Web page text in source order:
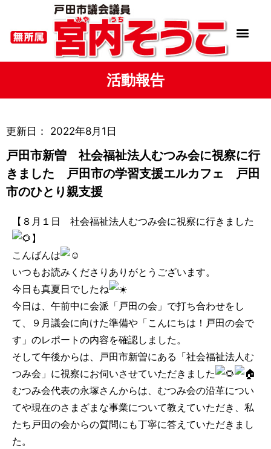
活動報告
更新日： 2022年8月1日
戸田市新曽 社会福祉法人むつみ会に視察に行
きました 戸田市の学習支援エルカフェ 戸田
市のひとり親支援
【８月１日 社会福祉法人むつみ会に視察に行きました
】
こんばんは
いつもお読みくださりありがとうございます。
今日も真夏日でしたね
今日は、午前中に会派「戸田の会」で打ち合わせをし
て、９月議会に向けた準備や「こんにちは！戸田の会で
す」のレポートの内容を確認しました。
そして午後からは、戸田市新曽にある「社会福祉法人む
つみ会」に視察にお伺いさせていただきました
むつみ会代表の永塚さんからは、むつみ会の沿革につい
てや現在のさまざまな事業について教えていただき、私
たち戸田の会からの質問にも丁寧に答えていただきまし
た。